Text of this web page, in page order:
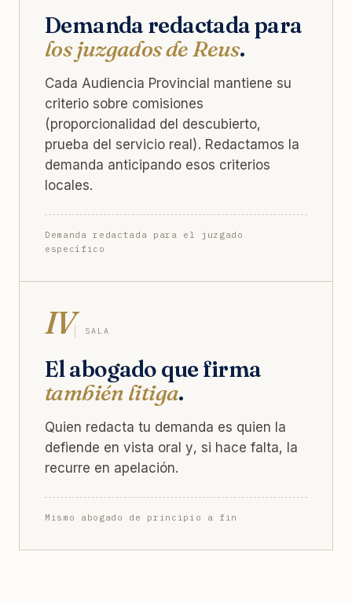
Demanda redactada para
los juzgados de Reus.
Cada Audiencia Provincial mantiene su
criterio sobre comisiones
(proporcionalidad del descubierto,
prueba del servicio real). Redactamos la
demanda anticipando esos criterios
locales.
Demanda redactada para el juzgado
específico
IV SALA
El abogado que firma
también litiga.
Quien redacta tu demanda es quien la
defiende en vista oral y, si hace falta, la
recurre en apelación.
Mismo abogado de principio a fin